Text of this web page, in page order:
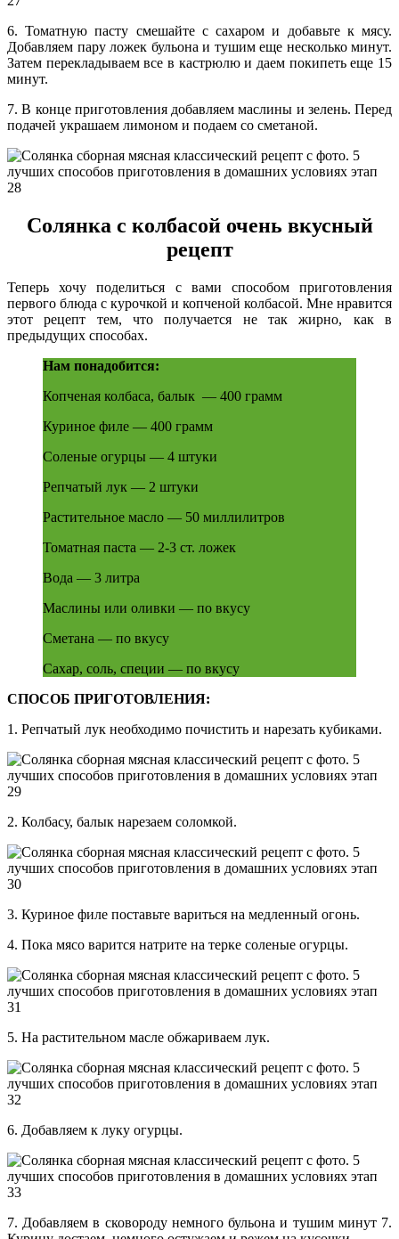
6. Томатную пасту смешайте с сахаром и добавьте к мясу.
Добавляем пару ложек бульона и тушим еще несколько минут.
Затем перекладываем все в кастрюлю и даем покипеть еще 15
минут.
7. В конце приготовления добавляем маслины и зелень. Перед
подачей украшаем лимоном и подаем со сметаной.
Солянка с колбасой очень вкусный
рецепт
Теперь хочу поделиться с вами способом приготовления
первого блюда с курочкой и копченой колбасой. Мне нравится
этот рецепт тем, что получается не так жирно, как в
предыдущих способах.
Нам понадобится:
Копченая колбаса, балык — 400 грамм
Куриное филе — 400 грамм
Соленые огурцы — 4 штуки
Репчатый лук — 2 штуки
Растительное масло — 50 миллилитров
Томатная паста — 2-3 ст. ложек
Вода — 3 литра
Маслины или оливки — по вкусу
Сметана — по вкусу
Сахар, соль, специи — по вкусу
СПОСОБ ПРИГОТОВЛЕНИЯ:
1. Репчатый лук необходимо почистить и нарезать кубиками.
2. Колбасу, балык нарезаем соломкой.
3. Куриное филе поставьте вариться на медленный огонь.
4. Пока мясо варится натрите на терке соленые огурцы.
5. На растительном масле обжариваем лук.
6. Добавляем к луку огурцы.
7. Добавляем в сковороду немного бульона и тушим минут 7.